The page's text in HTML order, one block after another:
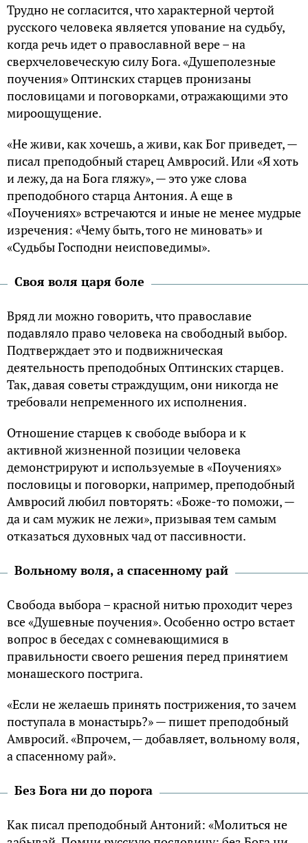
Трудно не согласится, что характерной чертой
русского человека является упование на судьбу,
когда речь идет о православной вере – на
сверхчеловеческую силу Бога. «Душеполезные
поучения» Оптинских старцев пронизаны
пословицами и поговорками, отражающими это
мироощущение.
«Не живи, как хочешь, а живи, как Бог приведет, —
писал преподобный старец Амвросий. Или «Я хоть
и лежу, да на Бога гляжу», — это уже слова
преподобного старца Антония. А еще в
«Поучениях» встречаются и иные не менее мудрые
изречения: «Чему быть, того не миновать» и
«Судьбы Господни неисповедимы».
Своя воля царя боле
Вряд ли можно говорить, что православие
подавляло право человека на свободный выбор.
Подтверждает это и подвижническая
деятельность преподобных Оптинских старцев.
Так, давая советы страждущим, они никогда не
требовали непременного их исполнения.
Отношение старцев к свободе выбора и к
активной жизненной позиции человека
демонстрируют и используемые в «Поучениях»
пословицы и поговорки, например, преподобный
Амвросий любил повторять: «Боже-то поможи, —
да и сам мужик не лежи», призывая тем самым
отказаться духовных чад от пассивности.
Вольному воля, а спасенному рай
Свобода выбора – красной нитью проходит через
все «Душевные поучения». Особенно остро встает
вопрос в беседах с сомневающимися в
правильности своего решения перед принятием
монашеского пострига.
«Если не желаешь принять пострижения, то зачем
поступала в монастырь?» — пишет преподобный
Амвросий. «Впрочем, — добавляет, вольному воля,
а спасенному рай».
Без Бога ни до порога
Как писал преподобный Антоний: «Молиться не